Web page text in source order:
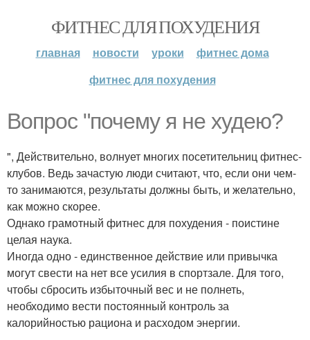
ФИТНЕС ДЛЯ ПОХУДЕНИЯ
главная новости уроки
фитнес дома
фитнес для похудения
Вопрос "почему я не худею?
", Действительно, волнует многих посетительниц фитнес-
клубов. Ведь зачастую люди считают, что, если они чем-
то занимаются, результаты должны быть, и желательно,
как можно скорее.
Однако грамотный фитнес для похудения - поистине
целая наука.
Иногда одно - единственное действие или привычка
могут свести на нет все усилия в спортзале. Для того,
чтобы сбросить избыточный вес и не полнеть,
необходимо вести постоянный контроль за
калорийностью рациона и расходом энергии.